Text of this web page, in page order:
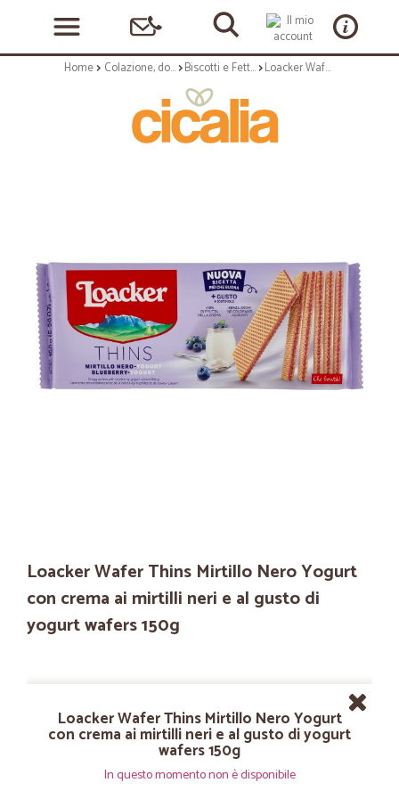
Home Colazione, dolciumi e snack Biscotti e Fette Biscottate Loacker Wafer Thins Mirtillo Nero Yogurt con crema ai mirtilli neri e al gusto di yogurt wafers 150g
Loacker Wafer Thins Mirtillo Nero Yogurt
con crema ai mirtilli neri e al gusto di
yogurt wafers 150g
Loacker Wafer Thins Mirtillo Nero Yogurt
con crema ai mirtilli neri e al gusto di yogurt
wafers 150g
In questo momento non è disponibile